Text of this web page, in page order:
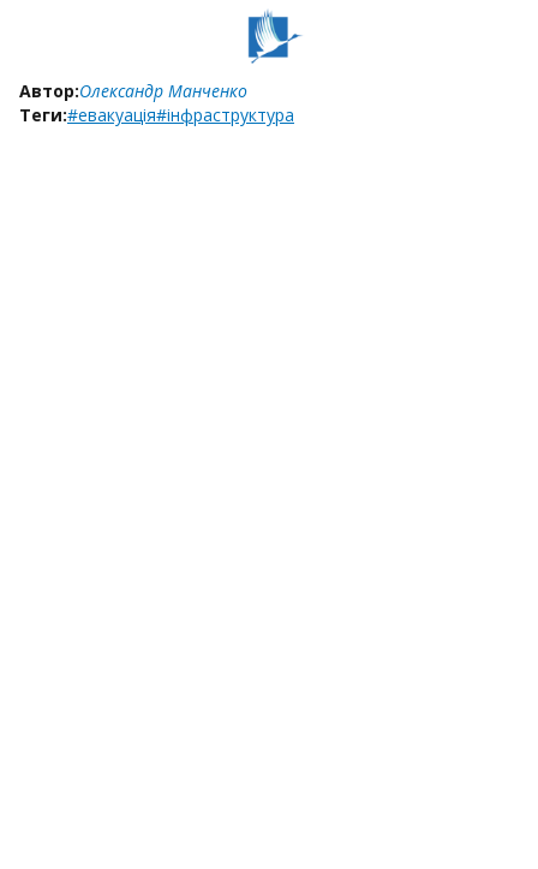
Автор:Олександр Манченко
Теги:#евакуація#інфраструктура